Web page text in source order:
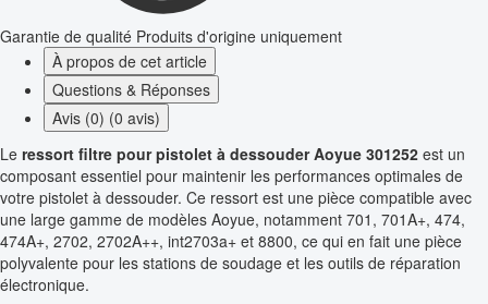
Garantie de qualité Produits d'origine uniquement
À propos de cet article
Questions & Réponses
Avis (0) (0 avis)
Le ressort filtre pour pistolet à dessouder Aoyue 301252 est un
composant essentiel pour maintenir les performances optimales de
votre pistolet à dessouder. Ce ressort est une pièce compatible avec
une large gamme de modèles Aoyue, notamment 701, 701A+, 474,
474A+, 2702, 2702A++, int2703a+ et 8800, ce qui en fait une pièce
polyvalente pour les stations de soudage et les outils de réparation
électronique.